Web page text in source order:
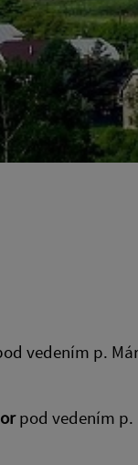
vedením p.
pod vedením p.